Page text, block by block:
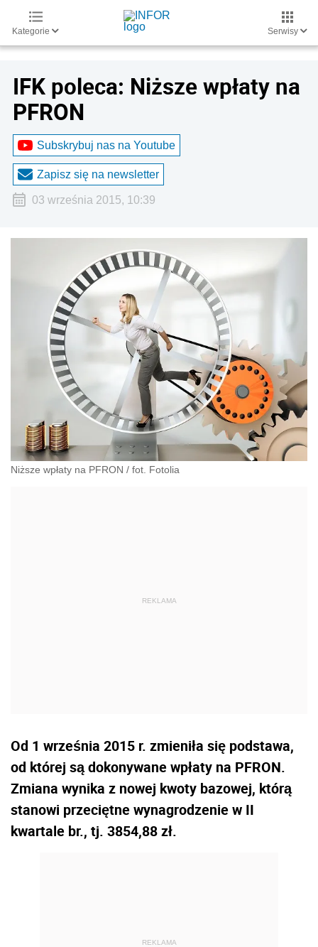
Kategorie Serwisy
IFK poleca: Niższe wpłaty na
PFRON
Subskrybuj nas na Youtube
Zapisz się na newsletter
03 września 2015, 10:39
Niższe wpłaty na PFRON / fot. Fotolia
Od 1 września 2015 r. zmieniła się podstawa,
od której są dokonywane wpłaty na PFRON.
Zmiana wynika z nowej kwoty bazowej, którą
stanowi przeciętne wynagrodzenie w II
kwartale br., tj. 3854,88 zł.
REKLAMA